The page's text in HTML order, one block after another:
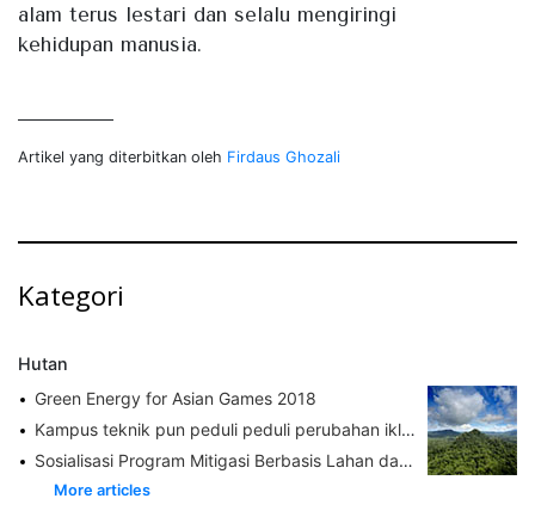
alam terus lestari dan selalu mengiringi
kehidupan manusia.
Artikel yang diterbitkan oleh Firdaus Ghozali
Kategori
Hutan
Green Energy for Asian Games 2018
Kampus teknik pun peduli peduli perubahan iklim
Sosialisasi Program Mitigasi Berbasis Lahan dan Penyusunan Program Unggulan yang Berkelanjutan
More articles